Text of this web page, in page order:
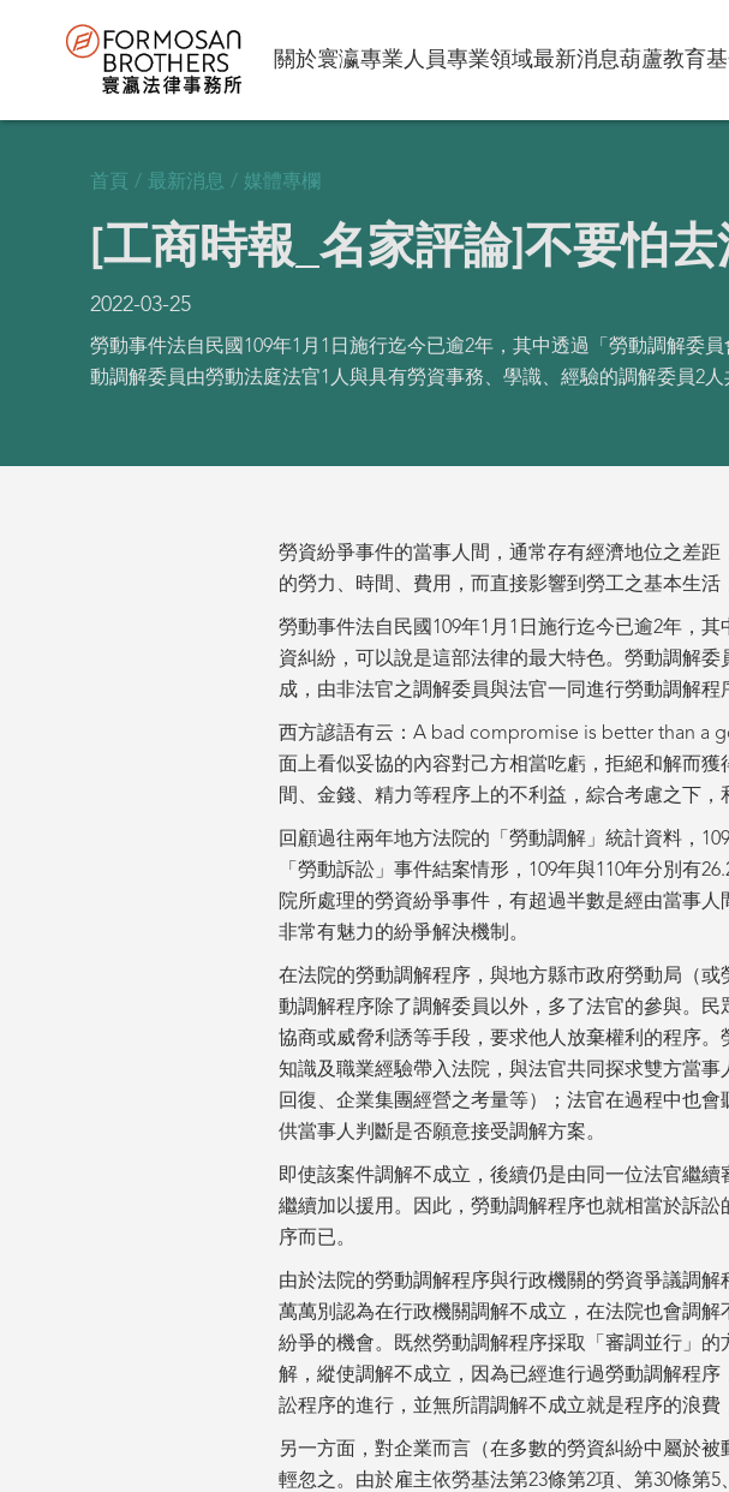
關於寰瀛專業人員專業領域最新消息葫蘆教育
首頁 / 最新消息 / 媒體專欄
[工商時報_名家評論]不要怕
2022-03-25
勞動事件法自民國109年1月1日施行迄今已逾2年，其中透過「勞動調解委
動調解委員由勞動法庭法官1人與具有勞資事務、學識、經驗的調解委員2
勞資紛爭事件的當事人間，通常存有經濟地位之差
的勞力、時間、費用，而直接影響到勞工之基本生
勞動事件法自民國109年1月1日施行迄今已逾2年，
資糾紛，可以說是這部法律的最大特色。勞動調解
成，由非法官之調解委員與法官一同進行勞動調解
西方諺語有云：A bad compromise is better than a
面上看似妥協的內容對己方相當吃虧，拒絕和解而
間、金錢、精力等程序上的不利益，綜合考慮之下，
回顧過往兩年地方法院的「勞動調解」統計資料，
「勞動訴訟」事件結案情形，109年與110年分別有
院所處理的勞資紛爭事件，有超過半數是經由當事
非常有魅力的紛爭解決機制。
在法院的勞動調解程序，與地方縣市政府勞動局（
動調解程序除了調解委員以外，多了法官的參與。
協商或威脅利誘等手段，要求他人放棄權利的程序
知識及職業經驗帶入法院，與法官共同探求雙方當
回復、企業集團經營之考量等）；法官在過程中也
供當事人判斷是否願意接受調解方案。
即使該案件調解不成立，後續仍是由同一位法官繼
繼續加以援用。因此，勞動調解程序也就相當於訴
序而已。
由於法院的勞動調解程序與行政機關的勞資爭議調
萬萬別認為在行政機關調解不成立，在法院也會調
紛爭的機會。既然勞動調解程序採取「審調並行」
解，縱使調解不成立，因為已經進行過勞動調解程
訟程序的進行，並無所謂調解不成立就是程序的浪費
另一方面，對企業而言（在多數的勞資糾紛中屬於
輕忽之。由於雇主依勞基法第23條第2項、第30條第